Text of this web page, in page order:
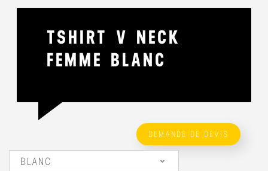
TSHIRT V NECK
FEMME BLANC
DEMANDE DE DEVIS
BLANC